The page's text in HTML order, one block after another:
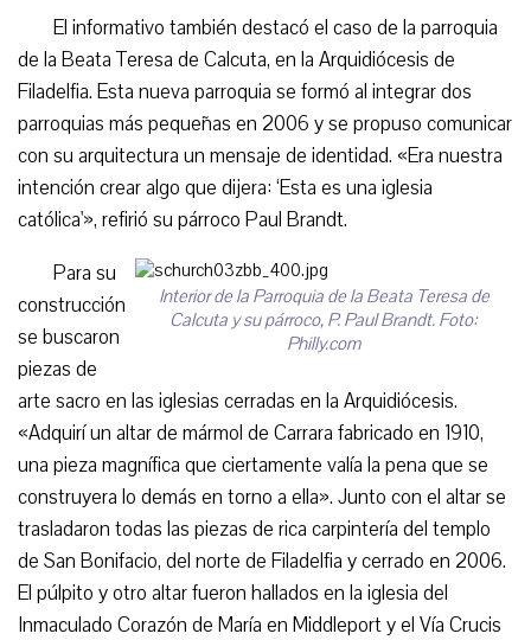
El informativo también destacó el caso de la parroquia
de la Beata Teresa de Calcuta, en la Arquidiócesis de
Filadelfia. Esta nueva parroquia se formó al integrar dos
parroquias más pequeñas en 2006 y se propuso comunicar
con su arquitectura un mensaje de identidad. «Era nuestra
intención crear algo que dijera: ‘Esta es una iglesia
católica'», refirió su párroco Paul Brandt.
Interior de la Parroquia de la Beata Teresa de
Calcuta y su párroco, P. Paul Brandt. Foto:
Philly.com
Para su
construcción
se buscaron
piezas de
arte sacro en las iglesias cerradas en la Arquidiócesis.
«Adquirí un altar de mármol de Carrara fabricado en 1910,
una pieza magnífica que ciertamente valía la pena que se
construyera lo demás en torno a ella». Junto con el altar se
trasladaron todas las piezas de rica carpintería del templo
de San Bonifacio, del norte de Filadelfia y cerrado en 2006.
El púlpito y otro altar fueron hallados en la iglesia del
Inmaculado Corazón de María en Middleport y el Vía Crucis